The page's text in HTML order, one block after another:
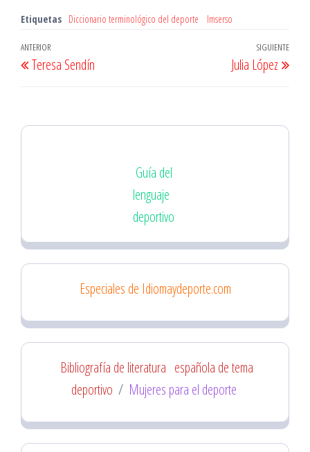
Etiquetas Diccionario terminológico del deporte Imserso
Navegación
de
Entrada
anterior
ANTERIOR
Teresa Sendín
SIGUIENTE
Julia López
Guía del
lenguaje
deportivo
Especiales de Idiomaydeporte.com
Bibliografía de literatura española de tema
deportivo / Mujeres para el deporte